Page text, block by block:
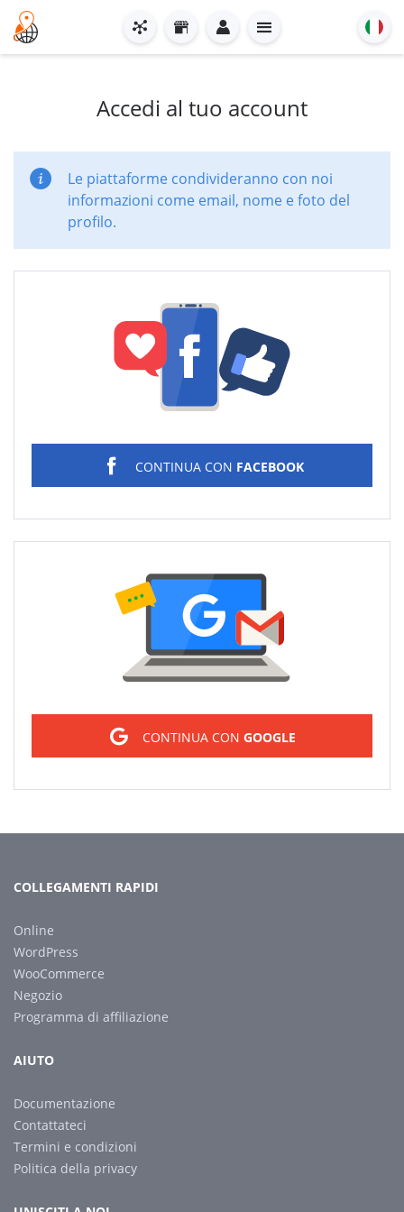
Accedi al tuo account
Le piattaforme condivideranno con noi
informazioni come email, nome e foto del
profilo.
CONTINUA CON FACEBOOK
CONTINUA CON GOOGLE
COLLEGAMENTI RAPIDI
Online
WordPress
WooCommerce
Negozio
Programma di affiliazione
AIUTO
Documentazione
Contattateci
Termini e condizioni
Politica della privacy